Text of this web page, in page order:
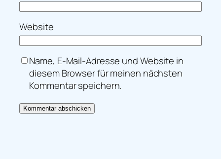
Website
Name, E-Mail-Adresse und Website in
diesem Browser für meinen nächsten
Kommentar speichern.